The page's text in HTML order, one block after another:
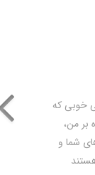
خوبی که
بر من،
شما و